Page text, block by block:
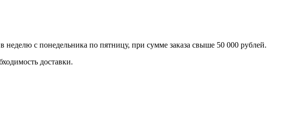
неделю с понедельника по пятницу, при сумме заказа свыше 50 000 рублей.
доставки.